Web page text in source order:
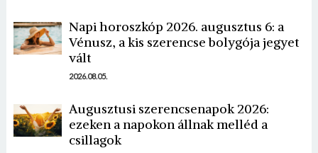
Napi horoszkóp 2026. augusztus 6: a
Vénusz, a kis szerencse bolygója jegyet
vált
2026.08.05.
Augusztusi szerencsenapok 2026:
ezeken a napokon állnak melléd a
csillagok
Jelszó